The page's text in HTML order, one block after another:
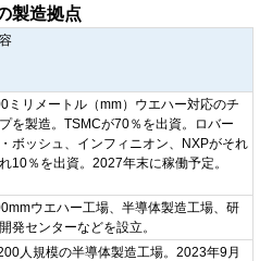
製造拠点
ミリメートル（mm）ウエハー対応のチ
を製造。TSMCが70％を出資。ロバー
・ボッシュ、インフィニオン、NXPがそれ
10％を出資。2027年末に稼働予定。
ウエハー工場、半導体製造工場、研
発センターなどを設立。
人規模の半導体製造工場。2023年9月